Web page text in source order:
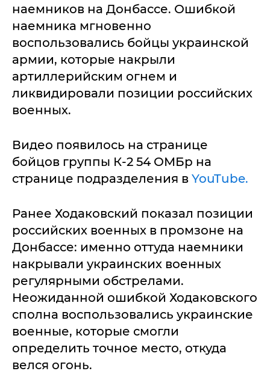
наемников на Донбассе. Ошибкой
наемника мгновенно
воспользовались бойцы украинской
армии, которые накрыли
артиллерийским огнем и
ликвидировали позиции российских
военных.
Видео появилось на странице
бойцов группы К-2 54 ОМБр на
странице подразделения в YouTube.
Ранее Ходаковский показал позиции
российских военных в промзоне на
Донбассе: именно оттуда наемники
накрывали украинских военных
регулярными обстрелами.
Неожиданной ошибкой Ходаковского
сполна воспользовались украинские
военные, которые смогли
определить точное место, откуда
велся огонь.